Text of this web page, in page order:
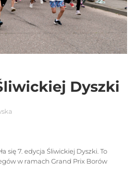
Dyszki
się 7. edycja Śliwickiej Dyszki. To
w ramach Grand Prix Borów